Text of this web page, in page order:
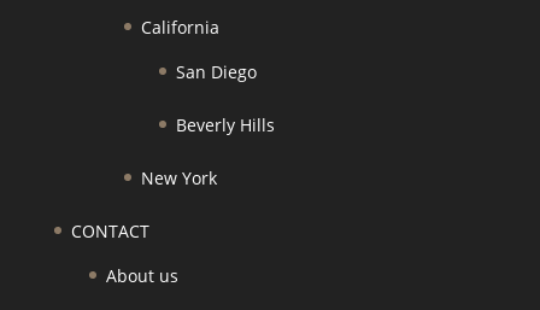
California
San Diego
Beverly Hills
New York
CONTACT
About us